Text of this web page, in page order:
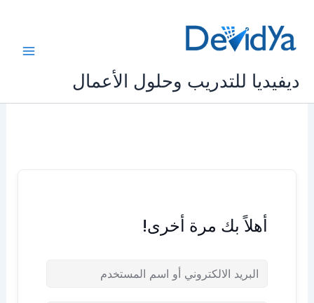
المحتوى
ديفيديا للتدريب وحلول الأعمال
أهلاً بك مرة أخرى!